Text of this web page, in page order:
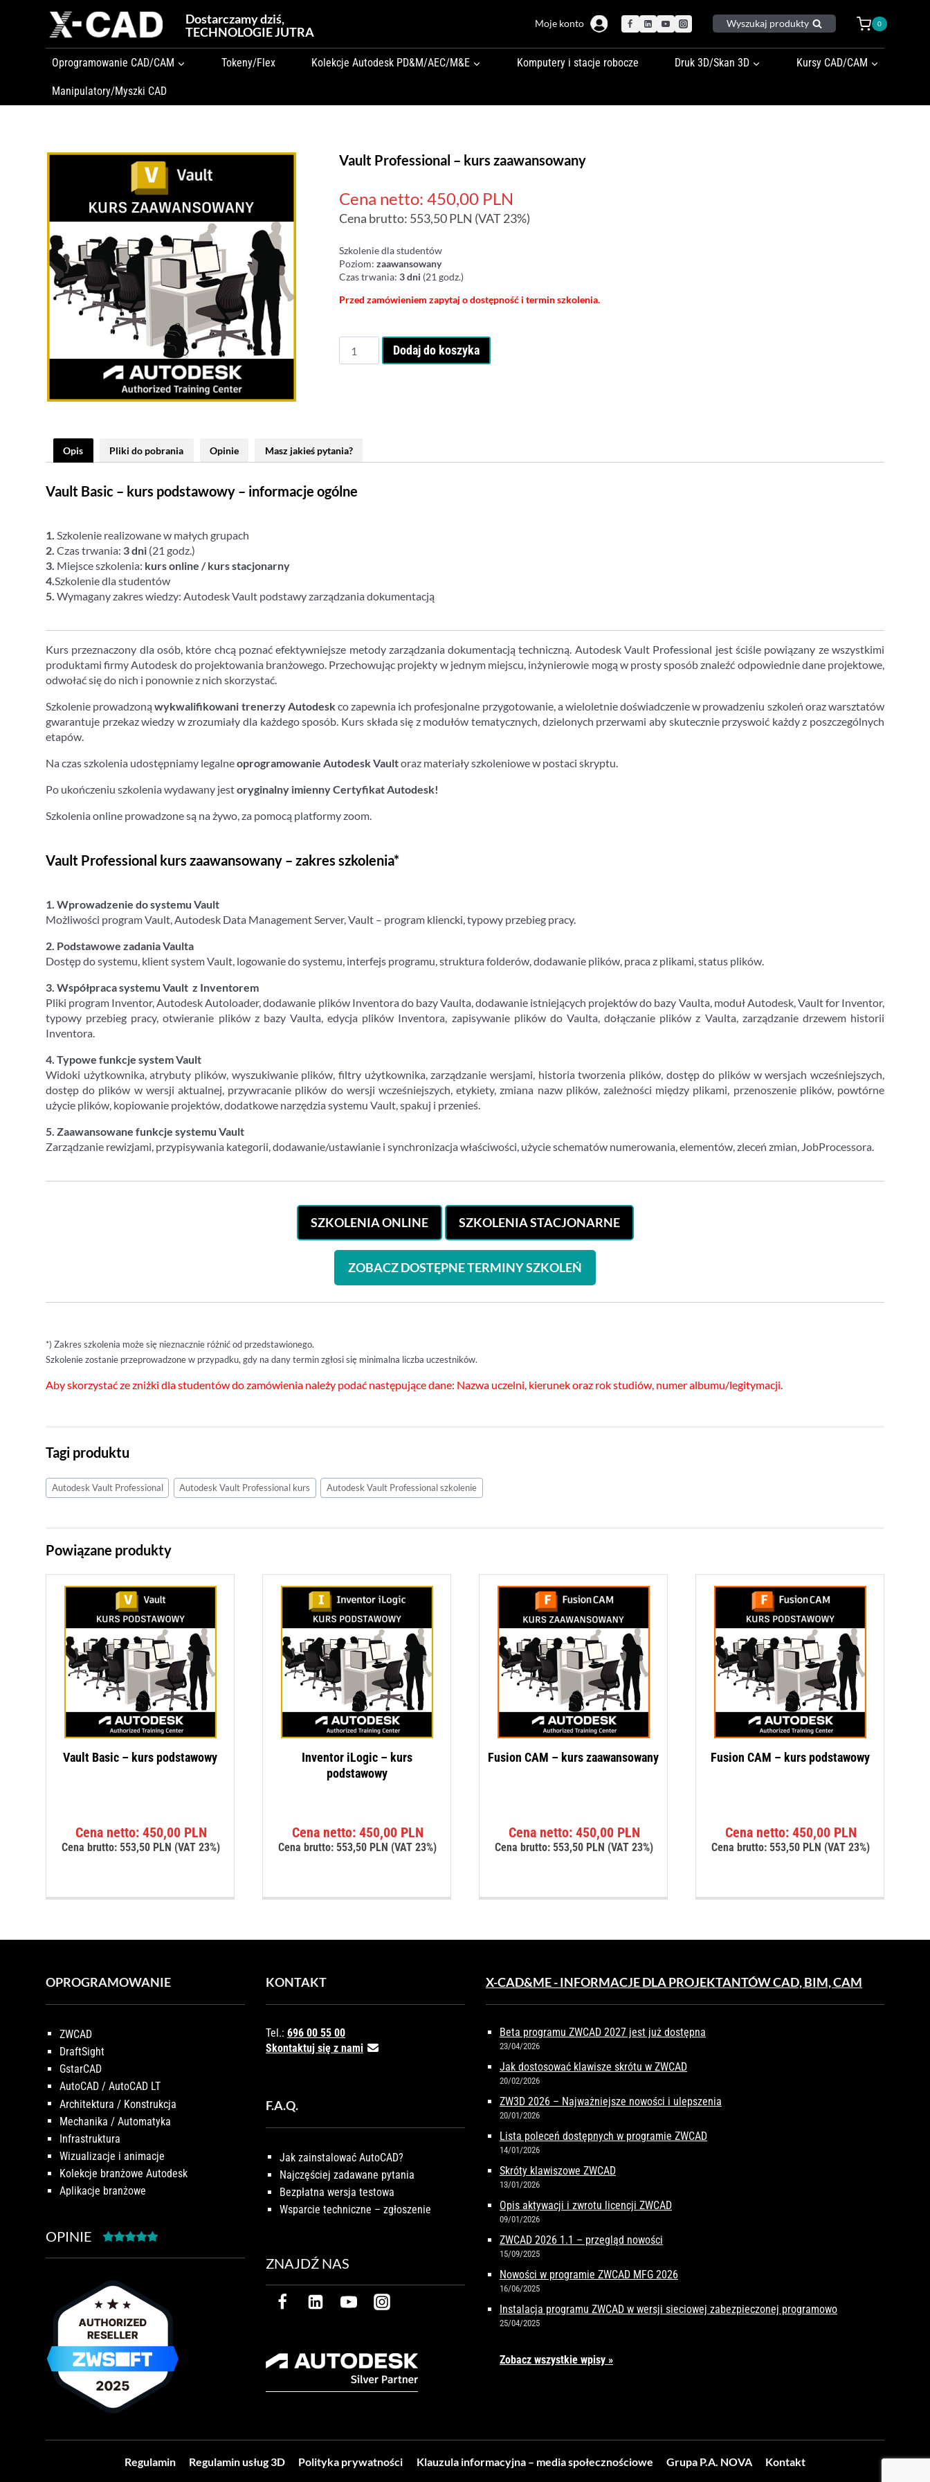
Dostarczamy dziś,
TECHNOLOGIE JUTRA
Moje konto Wyszukaj produkty 0
Oprogramowanie CAD/CAM Tokeny/Flex Kolekcje Autodesk PD&M/AEC/M&E Komputery i stacje robocze Druk 3D/Skan 3D Kursy CAD/CAM
Manipulatory/Myszki CAD
Vault Professional – kurs zaawansowany
Cena netto:450,00 PLN
Cena brutto: 553,50PLN (VAT 23%)
Szkolenie dla studentów
Poziom:zaawansowany
Czas trwania:3 dni (21 godz.)
Przed zamówieniem zapytaj o dostępność i termin szkolenia.
Vault
Dodaj do koszyka
Opis Pliki do pobrania Opinie Masz jakieś pytania?
Vault Basic – kurs podstawowy – informacje ogólne
1. Szkolenie realizowane w małych grupach
2. Czas trwania: 3 dni (21 godz.)
3. Miejsce szkolenia: kurs online / kurs stacjonarny
4.Szkolenie dla studentów
5. Wymagany zakres wiedzy: Autodesk Vault podstawy zarządzania dokumentacją
Kurs przeznaczony dla osób, które chcą poznać efektywniejsze metody zarządzania dokumentacją techniczną. Autodesk Vault Professional jest ściśle powiązany ze wszystkimi
produktami firmy Autodesk do projektowania branżowego. Przechowując projekty w jednym miejscu, inżynierowie mogą w prosty sposób znaleźć odpowiednie dane projektowe,
odwołać się do nich i ponownie z nich skorzystać.
Szkolenie prowadzonąwykwalifikowani trenerzy Autodeskco zapewnia ich profesjonalne przygotowanie, a wieloletnie doświadczenie w prowadzeniu szkoleń oraz warsztatów
gwarantuje przekaz wiedzy w zrozumiały dla każdego sposób. Kurs składa się z modułów tematycznych, dzielonych przerwami aby skutecznie przyswoić każdy z poszczególnych
etapów.
Na czas szkolenia udostępniamy legalneoprogramowanie Autodesk Vaultoraz materiały szkoleniowe w postaci skryptu.
Po ukończeniu szkolenia wydawany jestoryginalny imienny Certyfikat Autodesk!
Szkolenia online prowadzone są na żywo, za pomocą platformy zoom.
Vault Professional kurs zaawansowany – zakres szkolenia*
1. Wprowadzenie do systemu Vault
Możliwości program Vault, Autodesk Data Management Server, Vault – program kliencki, typowy przebieg pracy.
2. Podstawowe zadania Vaulta
Dostęp do systemu, klient system Vault, logowanie do systemu, interfejs programu, struktura folderów, dodawanie plików, praca z plikami, status plików.
3. Współpraca systemu Vault z Inventorem
Pliki program Inventor, Autodesk Autoloader, dodawanie plików Inventora do bazy Vaulta, dodawanie istniejących projektów do bazy Vaulta, moduł Autodesk, Vault for Inventor,
typowy przebieg pracy, otwieranie plików z bazy Vaulta, edycja plików Inventora, zapisywanie plików do Vaulta, dołączanie plików z Vaulta, zarządzanie drzewem historii
Inventora.
4. Typowe funkcje system Vault
Widoki użytkownika, atrybuty plików, wyszukiwanie plików, filtry użytkownika, zarządzanie wersjami, historia tworzenia plików, dostęp do plików w wersjach wcześniejszych,
dostęp do plików w wersji aktualnej, przywracanie plików do wersji wcześniejszych, etykiety, zmiana nazw plików, zależności między plikami, przenoszenie plików, powtórne
użycie plików, kopiowanie projektów, dodatkowe narzędzia systemu Vault, spakuj i przenieś.
5. Zaawansowane funkcje systemu Vault
Zarządzanie rewizjami, przypisywania kategorii, dodawanie/ustawianie i synchronizacja właściwości, użycie schematów numerowania, elementów, zleceń zmian, JobProcessora.
SZKOLENIA ONLINE SZKOLENIA STACJONARNE
ZOBACZ DOSTĘPNE TERMINY SZKOLEŃ
*) Zakres szkolenia może się nieznacznie różnić od przedstawionego.
Szkolenie zostanie przeprowadzone w przypadku, gdy na dany termin zgłosi się minimalna liczba uczestników.
Aby skorzystać ze zniżki dla studentów do zamówienia należy podać następujące dane: Nazwa uczelni, kierunek oraz rok studiów, numer albumu/legitymacji.
Tagi produktu
Autodesk Vault Professional Autodesk Vault Professional kurs Autodesk Vault Professional szkolenie
Powiązane produkty
Vault Basic – kurs podstawowy
Cena netto: 450,00 PLN
Cena brutto:553,50 PLN (VAT 23%)
Inventor iLogic – kurs
podstawowy
Cena netto: 450,00 PLN
Cena brutto:553,50 PLN (VAT 23%)
Fusion CAM – kurs zaawansowany
Cena netto: 450,00 PLN
Cena brutto:553,50 PLN (VAT 23%)
Fusion CAM – kurs podstawowy
Cena netto: 450,00 PLN
Cena brutto:553,50 PLN (VAT 23%)
OPROGRAMOWANIE
ZWCAD
DraftSight
GstarCAD
AutoCAD / AutoCAD LT
Architektura / Konstrukcja
Mechanika / Automatyka
Infrastruktura
Wizualizacje i animacje
Kolekcje branżowe Autodesk
Aplikacje branżowe
OPINIE
KONTAKT
Tel.: 696 00 55 00
Skontaktuj się z nami
F.A.Q.
Jak zainstalować AutoCAD?
Najczęściej zadawane pytania
Bezpłatna wersja testowa
Wsparcie techniczne – zgłoszenie
ZNAJDŹ NAS
X-CAD&ME - INFORMACJE DLA PROJEKTANTÓW CAD, BIM, CAM
Beta programu ZWCAD 2027 jest już dostępna
23/04/2026
Jak dostosować klawisze skrótu w ZWCAD
20/02/2026
ZW3D 2026 – Najważniejsze nowości i ulepszenia
20/01/2026
Lista poleceń dostępnych w programie ZWCAD
14/01/2026
Skróty klawiszowe ZWCAD
13/01/2026
Opis aktywacji i zwrotu licencji ZWCAD
09/01/2026
ZWCAD 2026 1.1 – przegląd nowości
15/09/2025
Nowości w programie ZWCAD MFG 2026
16/06/2025
Instalacja programu ZWCAD w wersji sieciowej zabezpieczonej programowo
25/04/2025
Zobacz wszystkie wpisy »
Regulamin Regulamin usług 3D Polityka prywatności Klauzula informacyjna – media społecznościowe Grupa P.A. NOVA Kontakt